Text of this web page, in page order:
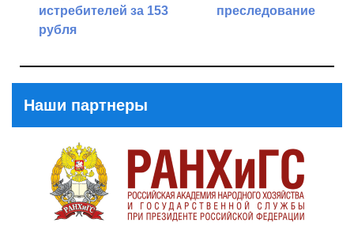
истребителей за 153
рубля
преследование
Наши партнеры